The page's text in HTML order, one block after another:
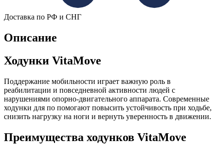
Доставка по РФ и СНГ
Описание
Ходунки VitaMove
Поддержание мобильности играет важную роль в
реабилитации и повседневной активности людей с
нарушениями опорно-двигательного аппарата. Современные
ходунки для по помогают повысить устойчивость при ходьбе,
снизить нагрузку на ноги и вернуть уверенность в движении.
Преимущества ходунков VitaMove